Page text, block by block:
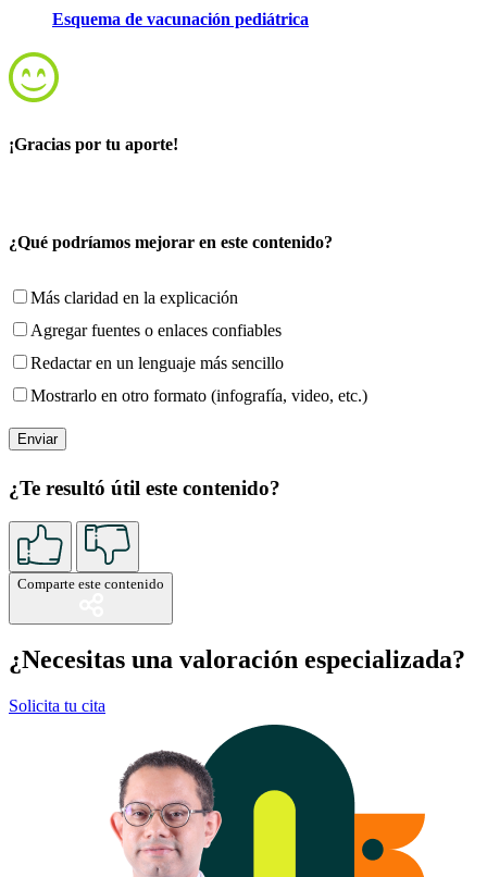
Esquema de vacunación pediátrica
¡Gracias por tu aporte!
¿Qué podríamos mejorar en este contenido?
Más claridad en la explicación
Agregar fuentes o enlaces confiables
Redactar en un lenguaje más sencillo
Mostrarlo en otro formato (infografía, video, etc.)
¿Te resultó útil este contenido?
Comparte este contenido
¿Necesitas una valoración especializada?
Solicita tu cita